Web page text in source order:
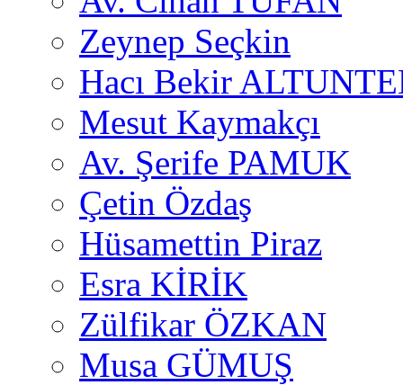
Zeynep Seçkin
Hacı Bekir
Mesut Kaymakçı
Av. Şerife PAMUK
Çetin Özdaş
Hüsamettin Piraz
Esra KİRİK
Zülfikar ÖZKAN
Musa GÜMUŞ